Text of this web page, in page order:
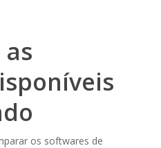
os softwares de